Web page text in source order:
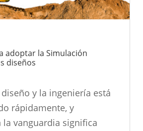
adoptar la Simulación
diseños
y la ingeniería está
rápidamente, y
la vanguardia significa